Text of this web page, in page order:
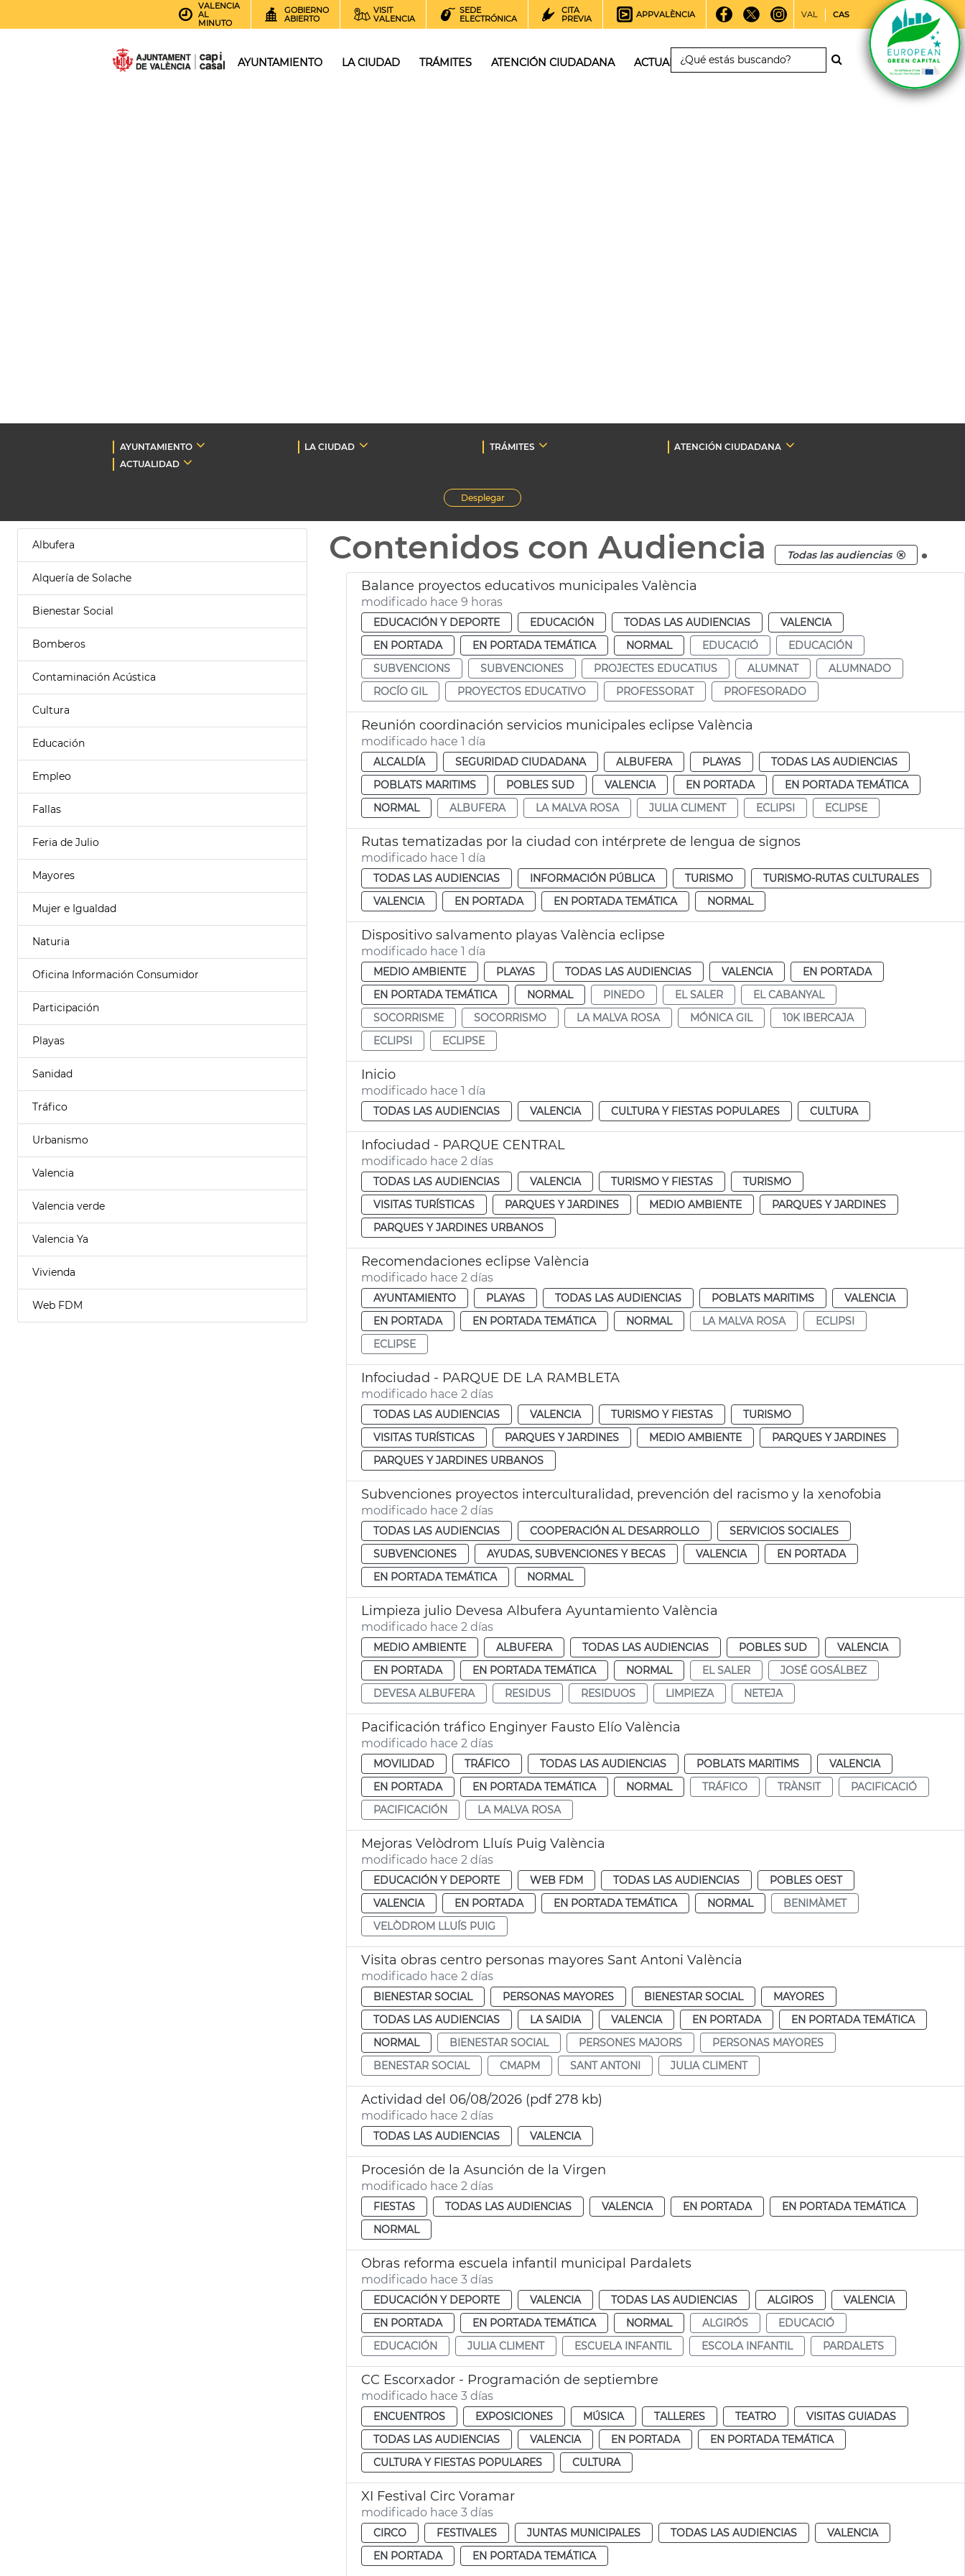
VALENCIA
AL
MINUTO
GOBIERNO
ABIERTO
VISIT
VALENCIA
SEDE
ELECTRÓNICA
CITA
PREVIA
APPVALÈNCIA VAL CAS
AYUNTAMIENTO LA CIUDAD TRÁMITES ATENCIÓN CIUDADANA ACTUALIDAD
AYUNTAMIENTO LA CIUDAD TRÁMITES
ATENCIÓN CIUDADANA
ACTUALIDAD
Desplegar
Albufera
Alquería de Solache
Bienestar Social
Bomberos
Contaminación Acústica
Cultura
Educación
Empleo
Fallas
Feria de Julio
Mayores
Mujer e Igualdad
Naturia
Oficina Información Consumidor
Participación
Playas
Sanidad
Tráfico
Urbanismo
Valencia
Valencia verde
Valencia Ya
Vivienda
Web FDM
Contenidos con Audiencia Todas las audiencias .
Balance proyectos educativos municipales València
modificado hace 9 horas
EDUCACIÓN Y DEPORTE EDUCACIÓN TODAS LAS AUDIENCIAS
VALENCIA
EN PORTADA
EN PORTADA TEMÁTICA NORMAL EDUCACIÓ
EDUCACIÓN
SUBVENCIONS
SUBVENCIONES PROJECTES EDUCATIUS ALUMNAT
ALUMNADO
ROCÍO GIL
PROYECTOS EDUCATIVO PROFESSORAT PROFESORADO
Reunión coordinación servicios municipales eclipse València
modificado hace 1 día
ALCALDÍA SEGURIDAD CIUDADANA ALBUFERA PLAYAS
TODAS LAS AUDIENCIAS
POBLATS MARITIMS
POBLES SUD VALENCIA EN PORTADA
EN PORTADA TEMÁTICA
NORMAL
ALBUFERA LA MALVA ROSA JULIA CLIMENT ECLIPSI ECLIPSE
Rutas tematizadas por la ciudad con intérprete de lengua de signos
modificado hace 1 día
TODAS LAS AUDIENCIAS INFORMACIÓN PÚBLICA TURISMO
TURISMO-RUTAS CULTURALES
VALENCIA
EN PORTADA EN PORTADA TEMÁTICA NORMAL
Dispositivo salvamento playas València eclipse
modificado hace 1 día
MEDIO AMBIENTE PLAYAS TODAS LAS AUDIENCIAS VALENCIA
EN PORTADA
EN PORTADA TEMÁTICA
NORMAL PINEDO EL SALER
EL CABANYAL
SOCORRISME
SOCORRISMO LA MALVA ROSA MÓNICA GIL
10K IBERCAJA
ECLIPSI
ECLIPSE
Inicio
modificado hace 1 día
TODAS LAS AUDIENCIAS VALENCIA CULTURA Y FIESTAS POPULARES CULTURA
Infociudad - PARQUE CENTRAL
modificado hace 2 días
TODAS LAS AUDIENCIAS VALENCIA TURISMO Y FIESTAS
TURISMO
VISITAS TURÍSTICAS
PARQUES Y JARDINES MEDIO AMBIENTE
PARQUES Y JARDINES
PARQUES Y JARDINES URBANOS
Recomendaciones eclipse València
modificado hace 2 días
AYUNTAMIENTO PLAYAS TODAS LAS AUDIENCIAS POBLATS MARITIMS
VALENCIA
EN PORTADA
EN PORTADA TEMÁTICA NORMAL LA MALVA ROSA
ECLIPSI
ECLIPSE
Infociudad - PARQUE DE LA RAMBLETA
modificado hace 2 días
TODAS LAS AUDIENCIAS VALENCIA TURISMO Y FIESTAS
TURISMO
VISITAS TURÍSTICAS
PARQUES Y JARDINES MEDIO AMBIENTE
PARQUES Y JARDINES
PARQUES Y JARDINES URBANOS
Subvenciones proyectos interculturalidad, prevención del racismo y la xenofobia
modificado hace 2 días
TODAS LAS AUDIENCIAS COOPERACIÓN AL DESARROLLO
SERVICIOS SOCIALES
SUBVENCIONES
AYUDAS, SUBVENCIONES Y BECAS VALENCIA
EN PORTADA
EN PORTADA TEMÁTICA
NORMAL
Limpieza julio Devesa Albufera Ayuntamiento València
modificado hace 2 días
MEDIO AMBIENTE ALBUFERA TODAS LAS AUDIENCIAS POBLES SUD
VALENCIA
EN PORTADA
EN PORTADA TEMÁTICA NORMAL EL SALER
JOSÉ GOSÁLBEZ
DEVESA ALBUFERA
RESIDUS RESIDUOS LIMPIEZA NETEJA
Pacificación tráfico Enginyer Fausto Elío València
modificado hace 2 días
MOVILIDAD TRÁFICO TODAS LAS AUDIENCIAS POBLATS MARITIMS
VALENCIA
EN PORTADA
EN PORTADA TEMÁTICA NORMAL TRÁFICO TRÀNSIT
PACIFICACIÓ
PACIFICACIÓN
LA MALVA ROSA
Mejoras Velòdrom Lluís Puig València
modificado hace 2 días
EDUCACIÓN Y DEPORTE WEB FDM TODAS LAS AUDIENCIAS
POBLES OEST
VALENCIA
EN PORTADA EN PORTADA TEMÁTICA NORMAL
BENIMÀMET
VELÒDROM LLUÍS PUIG
Visita obras centro personas mayores Sant Antoni València
modificado hace 2 días
BIENESTAR SOCIAL PERSONAS MAYORES BIENESTAR SOCIAL
MAYORES
TODAS LAS AUDIENCIAS
LA SAIDIA VALENCIA EN PORTADA
EN PORTADA TEMÁTICA
NORMAL
BIENESTAR SOCIAL PERSONES MAJORS
PERSONAS MAYORES
BENESTAR SOCIAL
CMAPM SANT ANTONI JULIA CLIMENT
Actividad del 06/08/2026 (pdf 278 kb)
modificado hace 2 días
TODAS LAS AUDIENCIAS VALENCIA
Procesión de la Asunción de la Virgen
modificado hace 2 días
FIESTAS TODAS LAS AUDIENCIAS VALENCIA EN PORTADA
EN PORTADA TEMÁTICA
NORMAL
Obras reforma escuela infantil municipal Pardalets
modificado hace 3 días
EDUCACIÓN Y DEPORTE VALENCIA TODAS LAS AUDIENCIAS ALGIROS
VALENCIA
EN PORTADA
EN PORTADA TEMÁTICA NORMAL ALGIRÓS
EDUCACIÓ
EDUCACIÓN
JULIA CLIMENT ESCUELA INFANTIL ESCOLA INFANTIL PARDALETS
CC Escorxador - Programación de septiembre
modificado hace 3 días
ENCUENTROS EXPOSICIONES MÚSICA TALLERES TEATRO
VISITAS GUIADAS
TODAS LAS AUDIENCIAS
VALENCIA EN PORTADA
EN PORTADA TEMÁTICA
CULTURA Y FIESTAS POPULARES
CULTURA
XI Festival Circ Voramar
modificado hace 3 días
CIRCO FESTIVALES JUNTAS MUNICIPALES TODAS LAS AUDIENCIAS
VALENCIA
EN PORTADA
EN PORTADA TEMÁTICA